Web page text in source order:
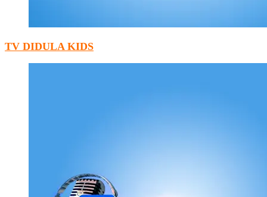
TV DIDULA KIDS